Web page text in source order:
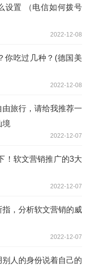
设置 （电信如何拨号
2022-12-08
你吃过几种？(德国美
2022-12-08
旅行，请给我推荐一
境
2022-12-07
！软文营销推广的3大
2022-12-07
，分析软文营销的威
2022-12-07
人的身份说着自己的